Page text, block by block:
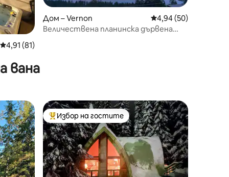
Средна оценка: 4,91 от 5, 81 отзива
4,91 (81)
Дом – Vernon Средна оценка:
4,94 (50)
Величествена планинска дървена
вана
Най-популярен избор на гостите
Избор на гостите